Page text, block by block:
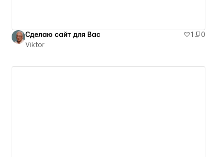
Сделаю сайт для Вас 1
0
Viktor